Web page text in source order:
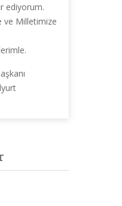
ediyorum.
ve Milletimize